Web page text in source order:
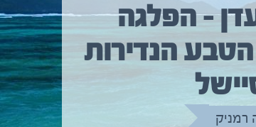
– הפלגה
הטבע הנדירות
רמניק